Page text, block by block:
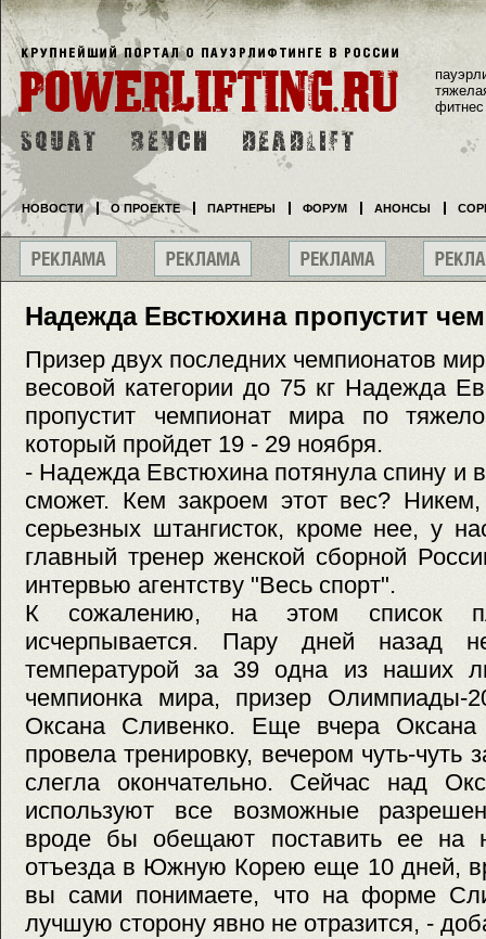
Надежда Евстюхина пропустит
Призер двух последних чемпионатов
весовой категории до 75 кг Надежда
пропустит чемпионат мира по
который пройдет 19 - 29 ноября.
- Надежда Евстюхина потянула спину и
сможет. Кем закроем этот вес?
серьезных штангисток, кроме нее, у
главный тренер женской сборной
интервью агентству "Весь спорт".
К сожалению, на этом список
исчерпывается. Пару дней назад
температурой за 39 одна из наших
чемпионка мира, призер
Оксана Сливенко. Еще вчера
провела тренировку, вечером чуть-чуть
слегла окончательно. Сейчас над
используют все возможные
вроде бы обещают поставить ее на
отъезда в Южную Корею еще 10 дней,
вы сами понимаете, что на форме
лучшую сторону явно не отразится, -
фитнес
НОВОСТИ О ПРОЕКТЕ ПАРТНЕРЫ ФОРУМ АНОНСЫ